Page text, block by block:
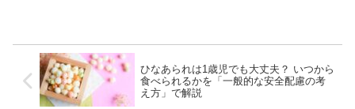
ひなあられは1歳児でも大丈夫？ いつから
食べられるかを「一般的な安全配慮の考
え方」で解説